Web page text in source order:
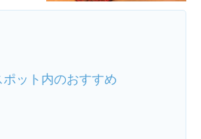
ポット内のおすすめ